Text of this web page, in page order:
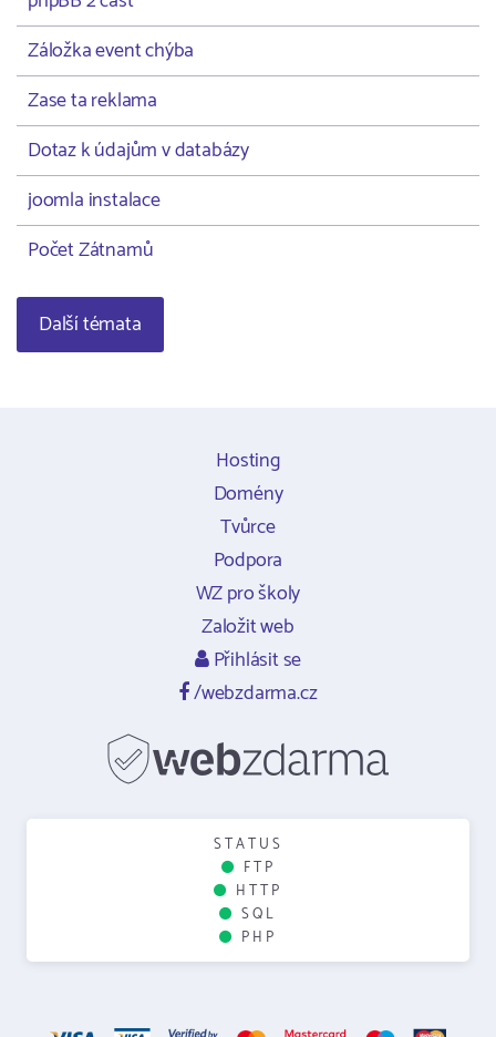
Záložka event chýba
Zase ta reklama
Dotaz k údajům v databázy
joomla instalace
Počet Zátnamů
Další témata
Hosting
Domény
Tvůrce
Podpora
WZ pro školy
Založit web
Přihlásit se
/webzdarma.cz
STATUS
FTP
HTTP
SQL
PHP